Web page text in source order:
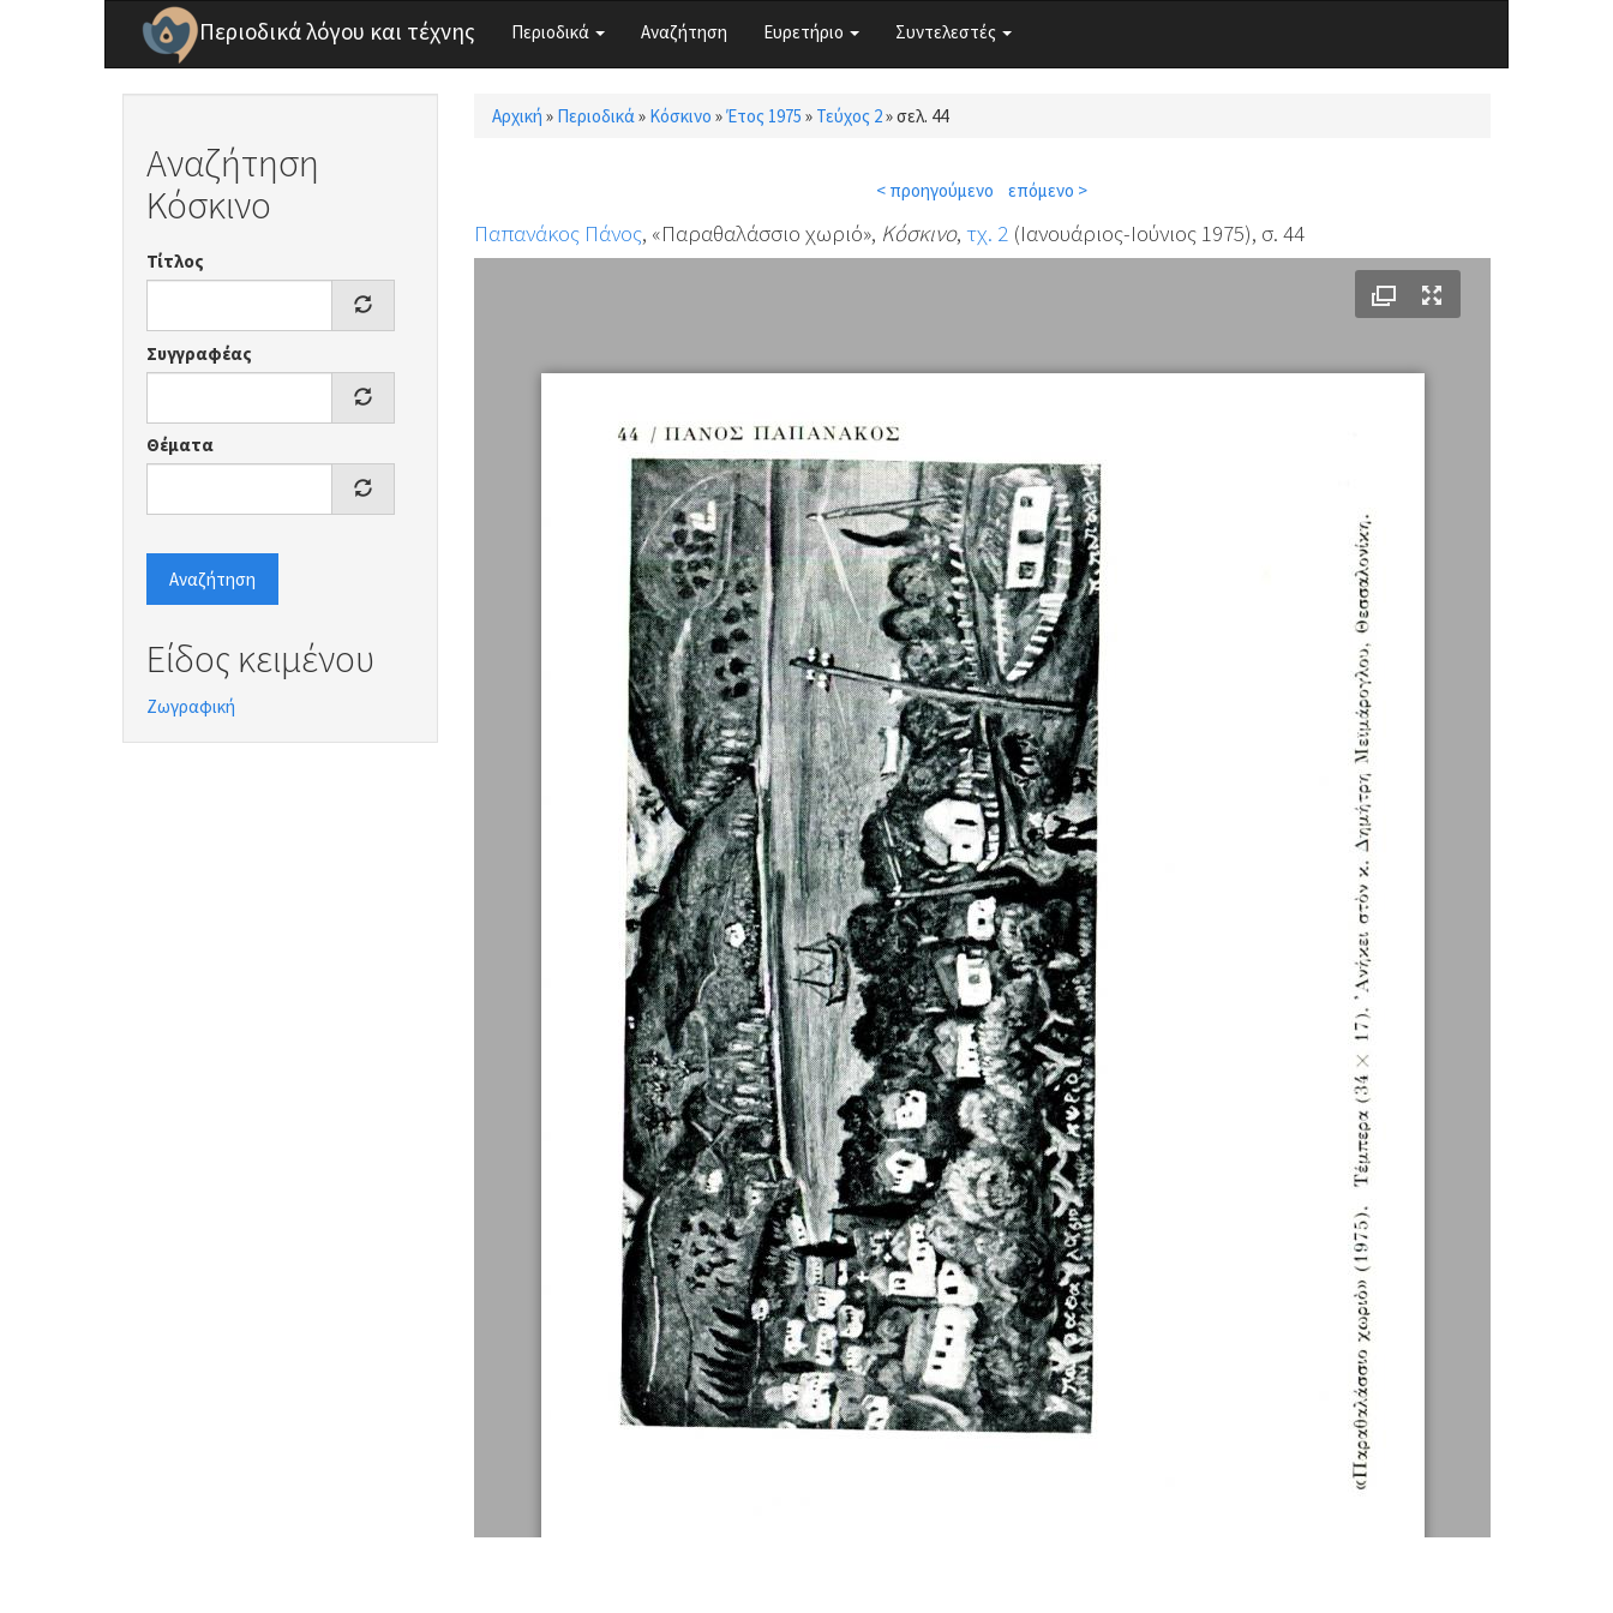
Παράκαμψη προς το κυρίως περιεχόμενο
Περιοδικά λόγου και τέχνης Περιοδικά Αναζήτηση Ευρετήριο Συντελεστές
Αναζήτηση
Κόσκινο
Τίτλος
Συγγραφέας
Θέματα
Αναζήτηση
Είδος κειμένου
Ζωγραφική
Είστε εδώ
Αρχική » Περιοδικά» Κόσκινο »Έτος 1975 » Τεύχος 2»σελ. 44
< προηγούμενο επόμενο >
Παπανάκος Πάνος, «Παραθαλάσσιο χωριό», Κόσκινο, τχ. 2(Ιανουάριος-Ιούνιος 1975), σ. 44